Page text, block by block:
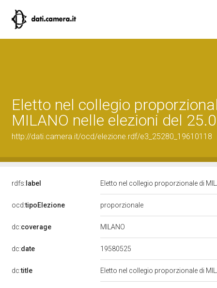
Eletto nel collegio
MILANO nelle elezioni del
http://dati.camera.it/ocd/elezione.rdf/e3_25280_19610118
rdfs: label Eletto nel collegio proporzionale di
ocd:tipoElezione proporzionale
dc:coverage MILANO
dc:date 19580525
dc:title Eletto nel collegio proporzionale di